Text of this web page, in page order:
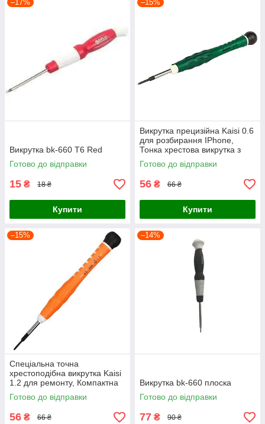
–17%
Викрутка bk-660 T6 Red
Готово до відправки
15 ₴ 18 ₴
Купити
–15%
Викрутка прецизійна Kaisi 0.6
для розбирання IPhone,
Тонка хрестова викрутка з
намагніченим наконечником
для ремонту
Готово до відправки
56 ₴ 66 ₴
Купити
–15%
Спеціальна точна
хрестоподібна викрутка Kaisi
1.2 для ремонту, Компактна
викрутка для розбирання
електроніки та гаджетів
Готово до відправки
56 ₴ 66 ₴
–14%
Викрутка bk-660 плоска
Готово до відправки
77 ₴ 90 ₴